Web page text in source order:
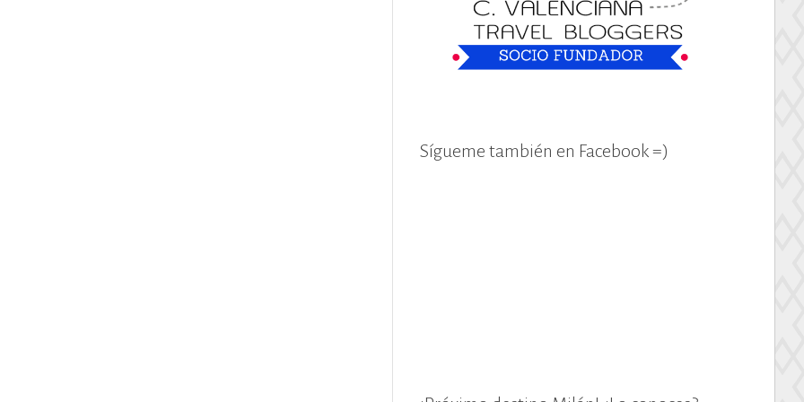
Sígueme también en Facebook =)